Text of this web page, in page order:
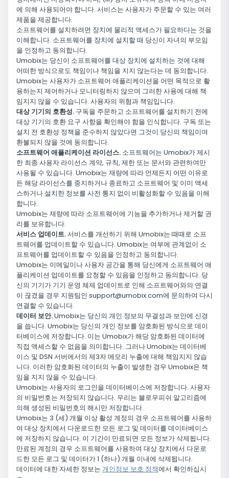
에 의해 사용되어야 합니다. 서비스는 사용자가 주문할 수 있는 여러
제품을 제공합니다.
소프트웨어를 설치하려면 장치에 물리적 액세스가 필요하다는 것을
이해합니다. 소프트웨어를 장치에 설치할 때 당신이 자녀의 부모임
을 인정하고 동의합니다.
Umobix는 당신이 소프트웨어를 대상 장치에 설치하는 것에 대해
어떠한 방식으로도 책임이나 책임을 지지 않는다는 데 동의합니다.
Umobix는 사용자가 소프트웨어 애플리케이션을 어떤 목적으로 활
용하는지 제어하거나 모니터링하지 않으며 그러한 사용에 대해 책
임지지 않을 수 있습니다. 사용자의 위험과 책임입니다.
대상 기기의 호환성. 구독을 주문하고 소프트웨어를 설치하기 전에
대상 기기의 호환 요구 사항을 확인해야 함을 인식합니다. 구독 또는
설치 전 호환성 정책을 준수하지 않았다면 그것이 당신의 책임이며
환불되지 않을 것에 동의합니다.
소프트웨어 애플리케이션 라이선스. 소프트웨어는 Umobix가 제시
한 최종 사용자 라이선스 계약, 규칙, 제한 또는 문서와 관련하여만
사용될 수 있습니다. Umobix는 재량에 따라 언제든지 어떤 이유로
든 해당 라이선스를 중지하거나 종료하고 소프트웨어 및 이미 액세
스하거나 설치한 정보를 사전 통지 없이 비활성화할 수 있음을 이해
합니다.
Umobix는 재량에 따라 소프트웨어에 기능을 추가하거나 제거할 권
리를 보유합니다.
서비스 업데이트.서비스를 개선하기 위해 Umobix는 때때로 소프
트웨어를 업데이트할 수 있습니다. Umobix는 여부에 관계없이 소
프트웨어를 업데이트할 수 있음을 인정하고 동의합니다.
Umobix는 이메일이나 사용자 공간을 통해 당신에게 소프트웨어 애
플리케이션 업데이트를 요청할 수 있음을 인정하고 동의합니다. 당
신의 기기가 기기 운영 체제 업데이트로 인해 소프트웨어와의 연결
이 끊겼을 경우 지원팀인 support@umobix.com에 문의하여 다시
연결할 수 있습니다.
데이터 보안.Umobix는 당신의 개인 정보의 무결성과 보안에 신경
을 씁니다. Umobix는 당신의 개인 정보를 암호화된 방식으로 데이
터베이스에 저장합니다. 이는 Umobix가 해당 암호화된 데이터에
직접 액세스할 수 없음을 의미합니다. 그러나 Umobix는 데이터베
이스 및 DSN 서버에서의 제3자 메모리 누출에 대해 책임지지 않습
니다. 이러한 암호화된 데이터의 누출이 발생한 경우 Umobix은 책
임을 지지 않을 수 있습니다.
Umobix는 사용자의 로그인을 데이터베이스에 저장합니다. 사용자
의 비밀번호는 저장되지 않습니다. 우리는 블로우피쉬 알고리즘에
의해 생성된 비밀번호의 해시만 저장합니다.
Umobix는 3 (세) 개월 이상 활성 계정의 경우 소프트웨어를 사용하
여 대상 장치에서 다운로드한 모든 로그 및 데이터를 데이터베이스
에 저장하지 않습니다. 이 기간이 만료되면 모든 정보가 삭제됩니다.
만료된 계정의 경우 소프트웨어를 사용하여 대상 장치에서 다운로
드한 모든 로그 및 데이터가 1 (하나) 개월 이내에 삭제됩니다.
데이터에 대한 자세한 정보는 개인정보 보호 정책에서 확인하십시